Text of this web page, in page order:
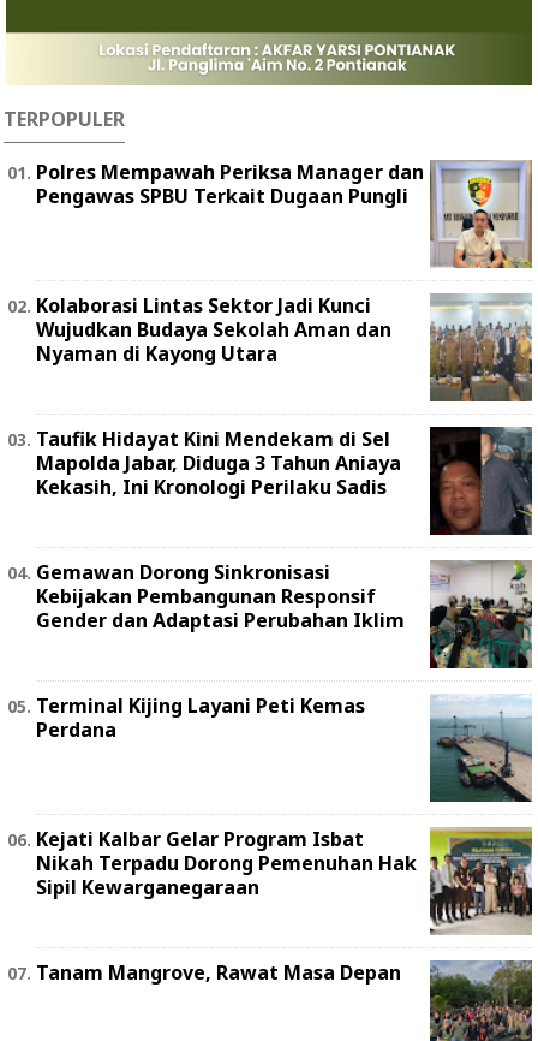
TERPOPULER
Polres Mempawah Periksa Manager dan
Pengawas SPBU Terkait Dugaan Pungli
Kolaborasi Lintas Sektor Jadi Kunci
Wujudkan Budaya Sekolah Aman dan
Nyaman di Kayong Utara
Taufik Hidayat Kini Mendekam di Sel
Mapolda Jabar, Diduga 3 Tahun Aniaya
Kekasih, Ini Kronologi Perilaku Sadis
Gemawan Dorong Sinkronisasi
Kebijakan Pembangunan Responsif
Gender dan Adaptasi Perubahan Iklim
Terminal Kijing Layani Peti Kemas
Perdana
Kejati Kalbar Gelar Program Isbat
Nikah Terpadu Dorong Pemenuhan Hak
Sipil Kewarganegaraan
Tanam Mangrove, Rawat Masa Depan